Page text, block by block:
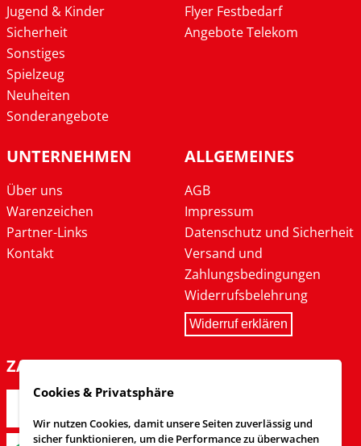
Jugend & Kinder
Sicherheit
Sonstiges
Spielzeug
Neuheiten
Sonderangebote
Flyer Festbedarf
Angebote Telekom
UNTERNEHMEN
Über uns
Warenzeichen
Partner-Links
Kontakt
ALLGEMEINES
AGB
Impressum
Datenschutz und Sicherheit
Versand und
Zahlungsbedingungen
Widerrufsbelehrung
Widerruf erklären
ZAHLARTEN
Cookies & Privatsphäre
Wir nutzen Cookies, damit unsere Seiten zuverlässig und
sicher funktionieren, um die Performance zu überwachen